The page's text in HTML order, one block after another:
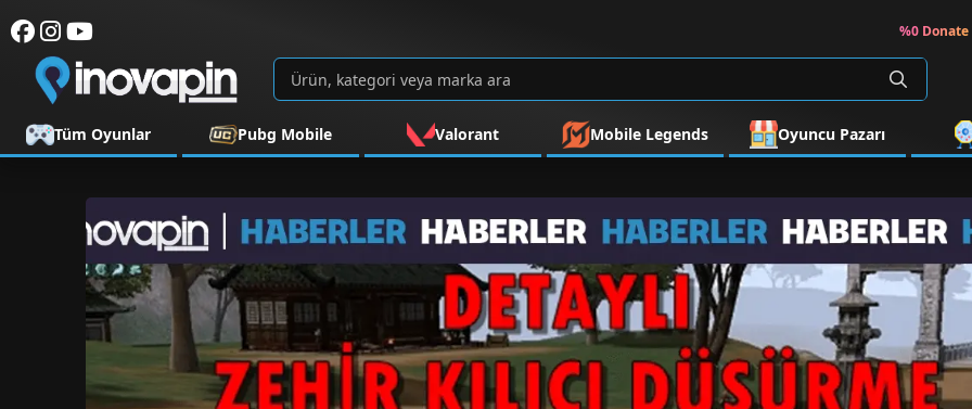
%0 Donate
Tüm Oyunlar Pubg Mobile Valorant Mobile Legends Oyuncu Pazarı